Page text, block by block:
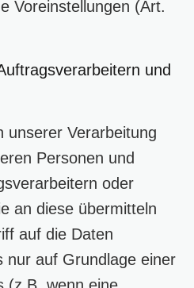
Voreinstellungen (Art.
und
unserer Verarbeitung
Personen und
oder
an diese übermitteln
auf die Daten
nur auf Grundlage einer